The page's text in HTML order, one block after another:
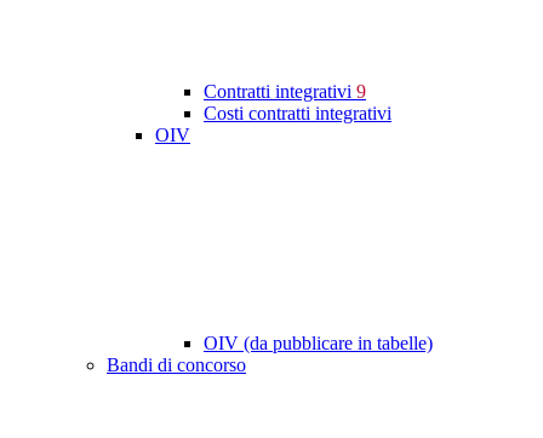
Contratti integrativi 9
Costi contratti integrativi
OIV
OIV (da pubblicare in tabelle)
Bandi di concorso